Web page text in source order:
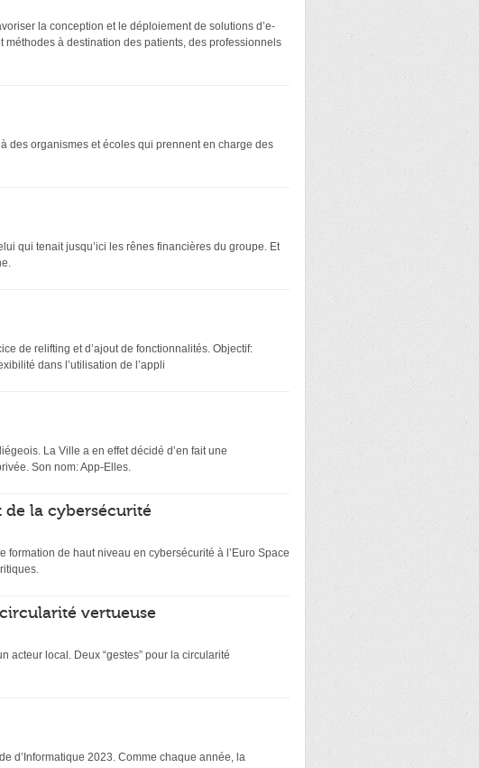
la conception et le déploiement de solutions d’e-
à destination des patients, des professionnels
des organismes et écoles qui prennent en charge des
qui tenait jusqu’ici les rênes financières du groupe. Et
de relifting et d’ajout de fonctionnalités. Objectif:
dans l’utilisation de l’appli
La Ville a en effet décidé d’en fait une
Son nom: App-Elles.
de la cybersécurité
de haut niveau en cybersécurité à l’Euro Space
vertueuse
acteur local. Deux “gestes” pour la circularité
d’Informatique 2023. Comme chaque année, la